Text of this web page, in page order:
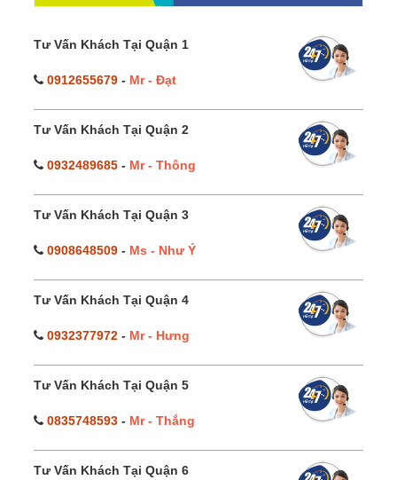
Tư Vấn Khách Tại Quận 1
0912655679 - Mr - Đạt
Tư Vấn Khách Tại Quận 2
0932489685 - Mr - Thông
Tư Vấn Khách Tại Quận 3
0908648509 - Ms - Như Ý
Tư Vấn Khách Tại Quận 4
0932377972 - Mr - Hưng
Tư Vấn Khách Tại Quận 5
0835748593 - Mr - Thắng
Tư Vấn Khách Tại Quận 6